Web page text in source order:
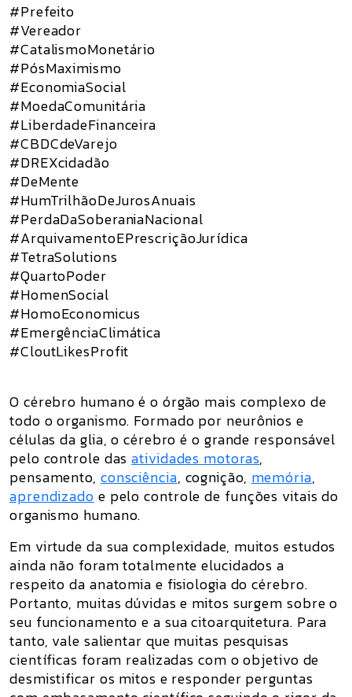
#Prefeito
#Vereador
#CatalismoMonetário
#PósMaximismo
#EconomiaSocial
#MoedaComunitária
#LiberdadeFinanceira
#CBDCdeVarejo
#DREXcidadão
#DeMente
#HumTrilhãoDeJurosAnuais
#PerdaDaSoberaniaNacional
#ArquivamentoEPrescriçãoJurídica
#TetraSolutions
#QuartoPoder
#HomenSocial
#HomoEconomicus
#EmergênciaClimática
#CloutLikesProfit
O cérebro humano é o órgão mais complexo de
todo o organismo. Formado por neurônios e
células da glia, o cérebro é o grande responsável
pelo controle dasatividades motoras,
pensamento, consciência, cognição, memória,
aprendizado e pelo controle de funções vitais do
organismo humano.
Em virtude da sua complexidade, muitos estudos
ainda não foram totalmente elucidados a
respeito da anatomia e fisiologia do cérebro.
Portanto, muitas dúvidas e mitos surgem sobre o
seu funcionamento e a sua citoarquitetura. Para
tanto, vale salientar que muitas pesquisas
científicas foram realizadas com o objetivo de
desmistificar os mitos e responder perguntas